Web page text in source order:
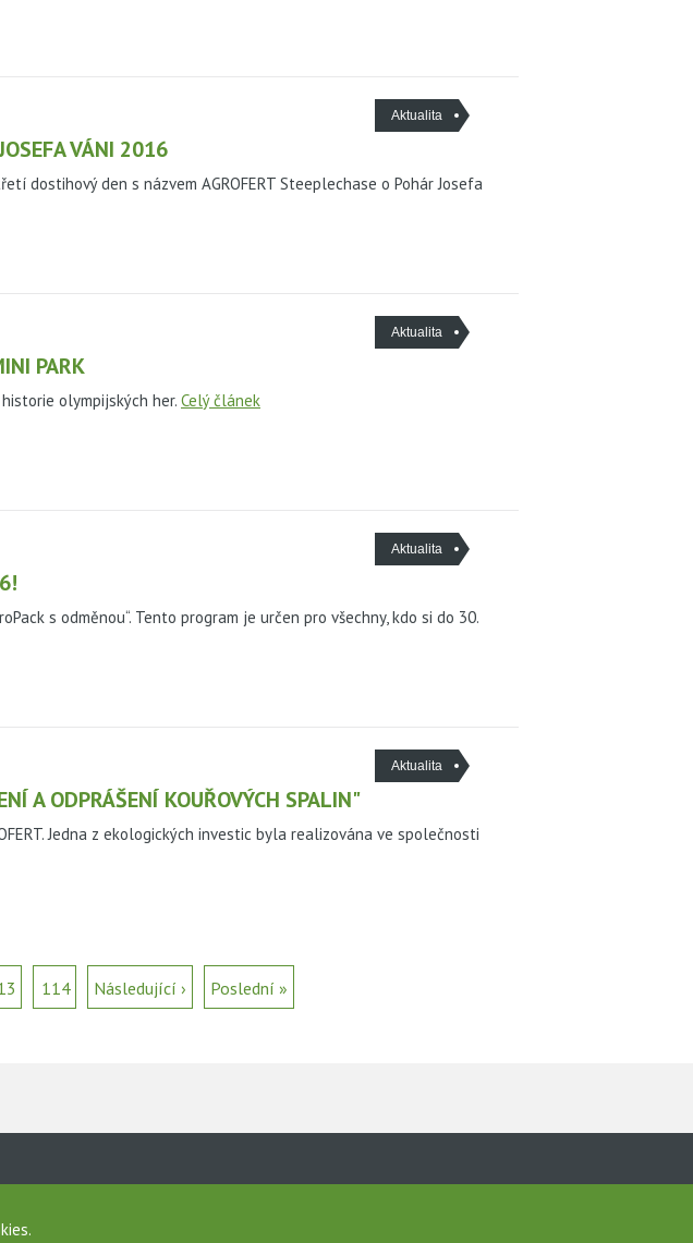
Aktualita
VÁNI 2016
dostihový den s názvem AGROFERT Steeplechase o Pohár Josefa
Aktualita
PARK
olympijských her. Celý článek
Aktualita
s odměnou“. Tento program je určen pro všechny, kdo si do 30.
Aktualita
A ODPRÁŠENÍ KOUŘOVÝCH SPALIN"
Jedna z ekologických investic byla realizována ve společnosti
114 Následující › Poslední »